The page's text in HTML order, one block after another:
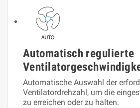
Automatisch regulierte
Automatische Auswahl der
Ventilatordrehzahl, um die
zu erreichen oder zu halten.